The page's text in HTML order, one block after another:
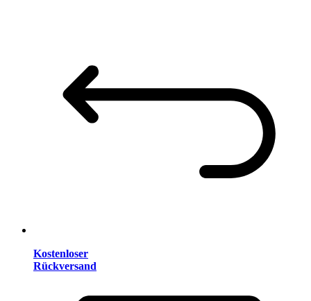
Kostenloser
Rückversand